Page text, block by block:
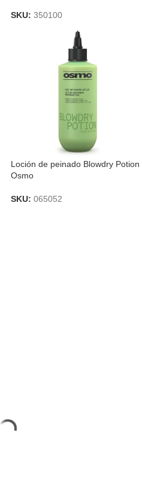
SKU: 350100
Loción de peinado Blowdry Potion
Osmo
SKU: 065052